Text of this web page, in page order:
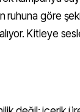
ruhuna göre
Kitleye